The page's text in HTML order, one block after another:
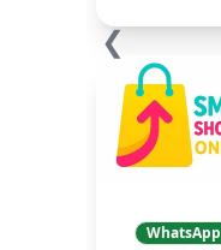
WhatsApp
❯